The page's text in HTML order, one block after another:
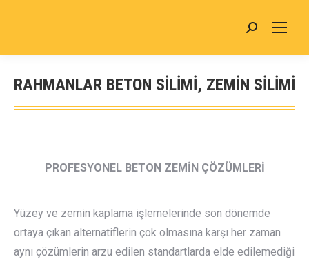
Search:
RAHMANLAR BETON SİLİMİ, ZEMİN SİLİMİ
You are here:
PROFESYONEL BETON ZEMİN ÇÖZÜMLERİ
Yüzey ve zemin kaplama işlemelerinde son dönemde
ortaya çıkan alternatiflerin çok olmasına karşı her zaman
aynı çözümlerin arzu edilen standartlarda elde edilemediği